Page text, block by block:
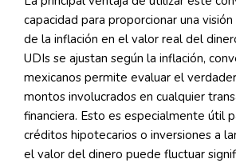
capacidad para proporcionar una
de la inflación en el valor real del
UDIs se ajustan según la inflación,
mexicanos permite evaluar el
montos involucrados en cualquier
financiera. Esto es especialmente útil
créditos hipotecarios o inversiones a
el valor del dinero puede fluctuar